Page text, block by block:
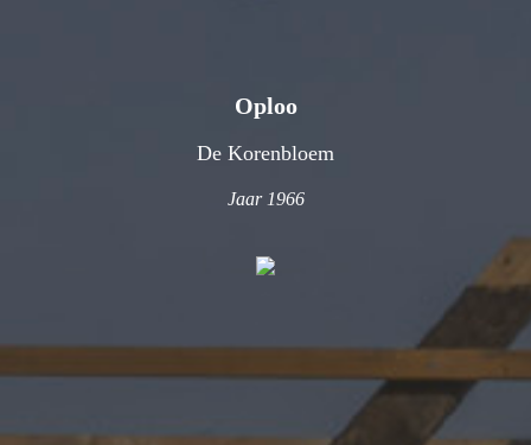
Oploo
De Korenbloem
Jaar 1966